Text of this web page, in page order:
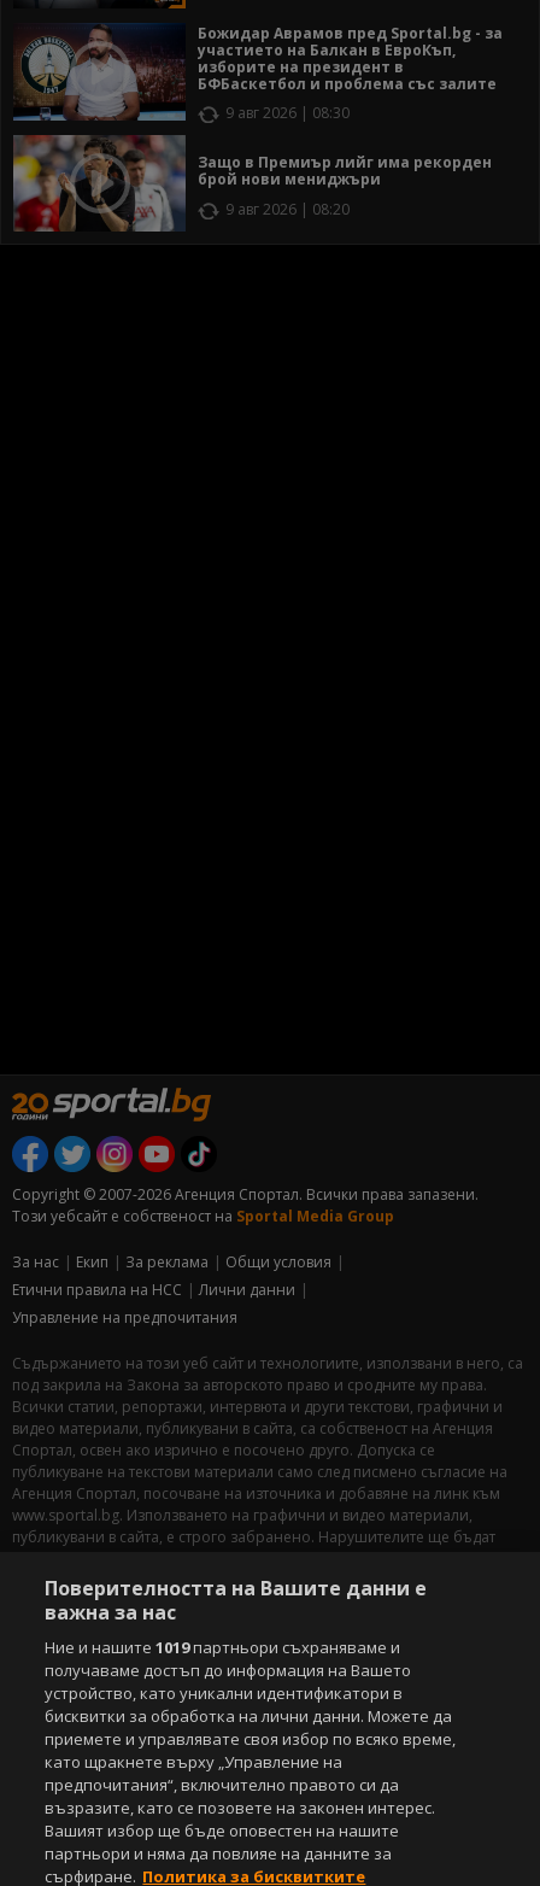
Божидар Аврамов пред Sportal.bg - за
участието на Балкан в ЕвроКъп,
изборите на президент в
БФБаскетбол и проблема със залите
9 авг 2026 | 08:30
Защо в Премиър лийг има рекорден
брой нови мениджъри
9 авг 2026 | 08:20
Copyright © 2007-2026 Агенция Спортал. Всички права запазени.
Този уебсайт е собственост на Sportal Media Group
За нас Екип За рекламa
Общи условия
Етични правила на НСС
Лични данни
Управление на предпочитания
Съдържанието на този уеб сайт и технологиите, използвани в него, са
под закрила на Закона за авторското право и сродните му права.
Всички статии, репортажи, интервюта и други текстови, графични и
видео материали, публикувани в сайта, са собственост на Агенция
Спортал, освен ако изрично е посочено друго. Допуска се
публикуване на текстови материали само след писмено съгласие на
Агенция Спортал, посочване на източника и добавяне на линк към
www.sportal.bg. Използването на графични и видео материали,
публикувани в сайта, е строго забранено. Нарушителите ще бъдат
СвалиБЕЗПЛАТНОТОприложение за:
Android
Powered by:
Поверителността на Вашите данни е
важна за нас
Ние и нашите1019партньори съхраняваме и
получаваме достъп до информация на Вашето
устройство, като уникални идентификатори в
бисквитки за обработка на лични данни. Можете да
приемете и управлявате своя избор по всяко време,
като щракнете върху „Управление на
предпочитания“, включително правото си да
възразите, като се позовете на законен интерес.
Вашият избор ще бъде оповестен на нашите
партньори и няма да повлияе на данните за
сърфиране. Политика за бисквитките